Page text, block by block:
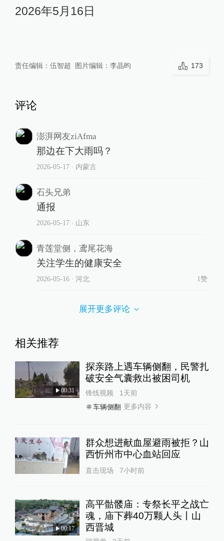
2026年5月16日
责任编辑： 伍智超 图片编辑： 李晶昀 173
评论
澎湃网友ziAfma
那边在下大雨吗？
2026-05-17∙ 内蒙古
石头兄弟
通报
2026-05-17∙ 山东
青莲堂侧，鸢尾花海
关注学生的健康安全
2026-05-16∙ 河北 1赞
展开更多评论
相关推荐
00:31
探亲路上遇车辆侧翻，民警扎
破安全气囊救出被困司机
锋线视频
1天前
车辆侧翻 更多内容
群众想进献血屋避雨被拒？山
西忻州市中心血站回应
直击现场 7小时前
00:17
高平骷髅庙：专祭长平之战亡
魂，庙下葬40万颗人头丨山
西晋城